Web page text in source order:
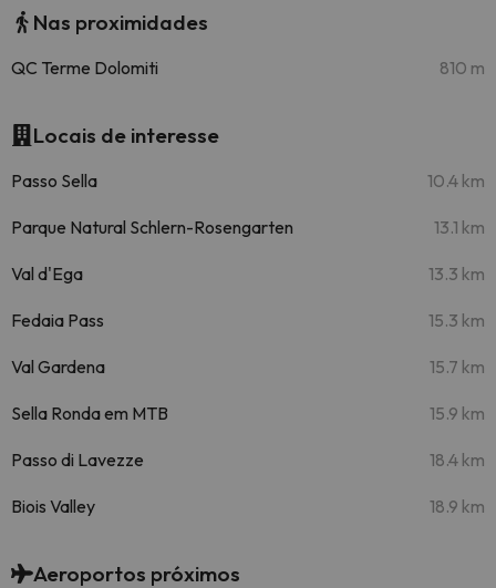
Nas proximidades
QC Terme Dolomiti 810 m
Locais de interesse
Passo Sella 10.4 km
Parque Natural Schlern-Rosengarten 13.1 km
Val d'Ega 13.3 km
Fedaia Pass 15.3 km
Val Gardena 15.7 km
Sella Ronda em MTB 15.9 km
Passo di Lavezze 18.4 km
Biois Valley 18.9 km
Aeroportos próximos